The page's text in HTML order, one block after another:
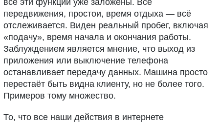
передвижения, простои, время отдыха — всё
отслеживается. Виден реальный пробег, включая
«подачу», время начала и окончания работы.
Заблуждением является мнение, что выход из
приложения или выключение телефона
останавливает передачу данных. Машина просто
перестаёт быть видна клиенту, но не более того.
Примеров тому множество.
То, что все наши действия в интернете